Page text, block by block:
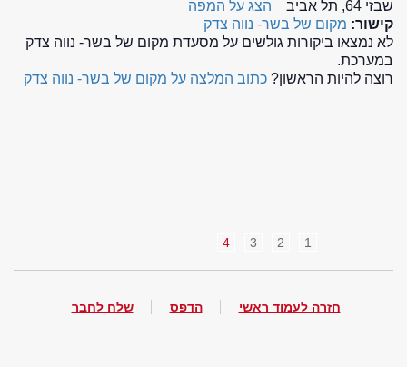
שבזי 64, תל אביב
הצג על המפה
קישור: מקום של בשר- נווה צדק
לא נמצאו ביקורות גולשים על מסעדת מקום של בשר- נווה צדק
במערכת.
רוצה להיות הראשון? כתוב המלצה על מקום של בשר- נווה צדק
1
2
3
4
חזרה לעמוד ראשי הדפס שלח לחבר